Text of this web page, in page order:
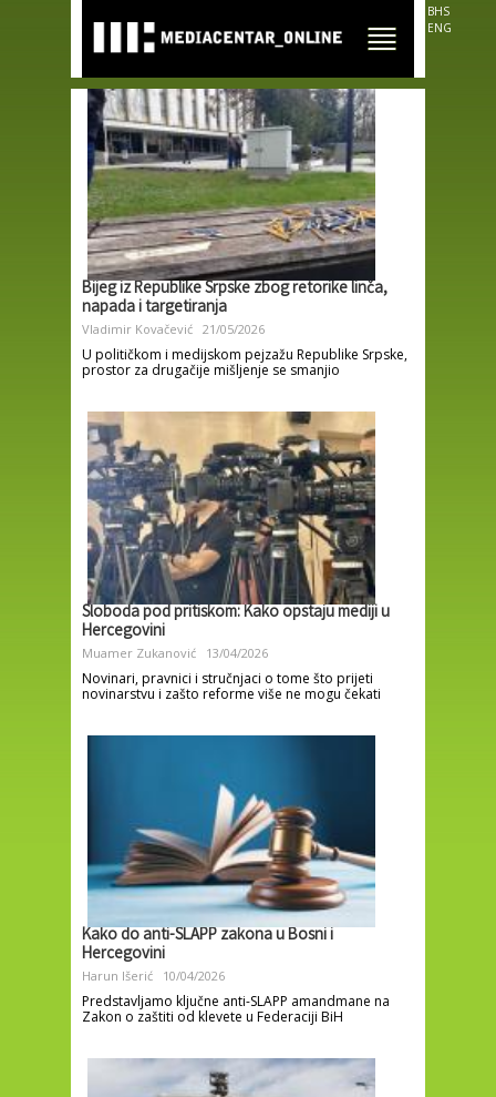
main
content
BHS
ENG
Bijeg iz Republike Srpske zbog retorike linča,
napada i targetiranja
Vladimir Kovačević 21/05/2026
U političkom i medijskom pejzažu Republike Srpske,
prostor za drugačije mišljenje se smanjio
Sloboda pod pritiskom: Kako opstaju mediji u
Hercegovini
Muamer Zukanović 13/04/2026
Novinari, pravnici i stručnjaci o tome što prijeti
novinarstvu i zašto reforme više ne mogu čekati
Kako do anti-SLAPP zakona u Bosni i
Hercegovini
Harun Išerić 10/04/2026
Predstavljamo ključne anti-SLAPP amandmane na
Zakon o zaštiti od klevete u Federaciji BiH